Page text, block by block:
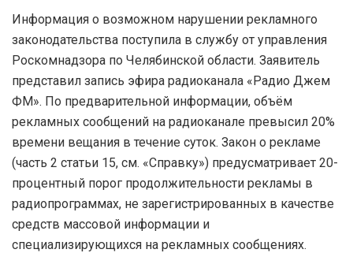
Информация о возможном нарушении рекламного
законодательства поступила в службу от управления
Роскомнадзора по Челябинской области. Заявитель
представил запись эфира радиоканала «Радио Джем
ФМ». По предварительной информации, объём
рекламных сообщений на радиоканале превысил 20%
времени вещания в течение суток. Закон о рекламе
(часть 2 статьи 15, см. «Справку») предусматривает 20-
процентный порог продолжительности рекламы в
радиопрограммах, не зарегистрированных в качестве
средств массовой информации и
специализирующихся на рекламных сообщениях.